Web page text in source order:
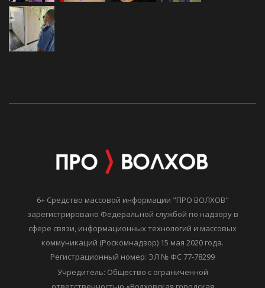
6+ Средство массовой информации "ПРО ВОЛХОВ"
зарегистрировано Федеральной службой по надзору в
сфере связи, информационных технологий и массовых
коммуникаций (Роскомнадзор) 15 мая 2020 года.
Регистрационный номер: ЭЛ № ФС 77-78299